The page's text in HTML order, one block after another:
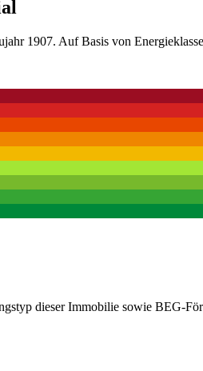
1907. Auf Basis von
dieser Immobilie sowie BEG-